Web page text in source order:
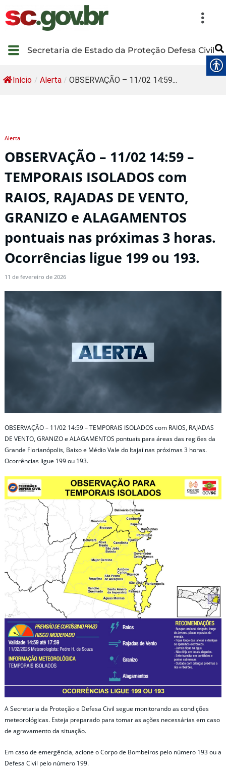
Secretaria de Estado da Proteção Defesa Civil
Início / Alerta / OBSERVAÇÃO – 11/02 14:59...
Alerta
OBSERVAÇÃO – 11/02 14:59 –
TEMPORAIS ISOLADOS com
RAIOS, RAJADAS DE VENTO,
GRANIZO e ALAGAMENTOS
pontuais nas próximas 3 horas.
Ocorrências ligue 199 ou 193.
11 de fevereiro de 2026
OBSERVAÇÃO – 11/02 14:59 – TEMPORAIS ISOLADOS com RAIOS, RAJADAS
DE VENTO, GRANIZO e ALAGAMENTOS pontuais para áreas das regiões da
Grande Florianópolis, Baixo e Médio Vale do Itajaí nas próximas 3 horas.
Ocorrências ligue 199 ou 193.
A Secretaria da Proteção e Defesa Civil segue monitorando as condições
meteorológicas. Esteja preparado para tomar as ações necessárias em caso
de agravamento da situação.
Em caso de emergência, acione o Corpo de Bombeiros pelo número 193 ou a
Defesa Civil pelo número 199.